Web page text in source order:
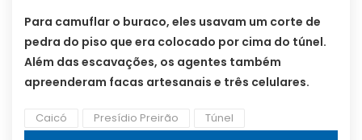
Para camuflar o buraco, eles usavam um corte de
pedra do piso que era colocado por cima do túnel.
Além das escavações, os agentes também
apreenderam facas artesanais e três celulares.
Caicó Presídio Preirão Túnel